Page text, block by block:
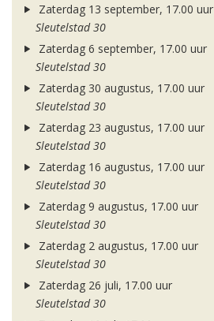
Zaterdag 13 september, 17.00 uur
Sleutelstad 30
Zaterdag 6 september, 17.00 uur
Sleutelstad 30
Zaterdag 30 augustus, 17.00 uur
Sleutelstad 30
Zaterdag 23 augustus, 17.00 uur
Sleutelstad 30
Zaterdag 16 augustus, 17.00 uur
Sleutelstad 30
Zaterdag 9 augustus, 17.00 uur
Sleutelstad 30
Zaterdag 2 augustus, 17.00 uur
Sleutelstad 30
Zaterdag 26 juli, 17.00 uur
Sleutelstad 30